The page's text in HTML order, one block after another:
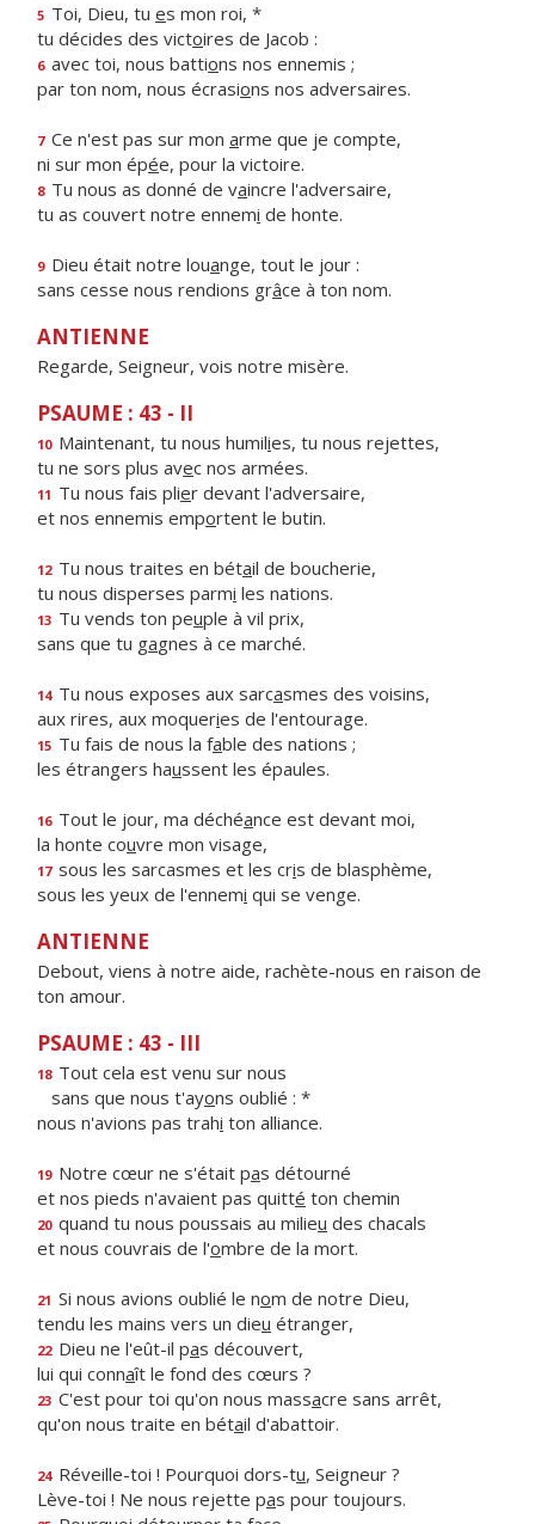
5 Toi, Dieu, tu es mon roi, *
tu décides des victoires de Jacob :
6 avec toi, nous battions nos ennemis ;
par ton nom, nous écrasions nos adversaires.
7 Ce n'est pas sur mon arme que je compte,
ni sur mon épée, pour la victoire.
8 Tu nous as donné de vaincre l'adversaire,
tu as couvert notre ennemi de honte.
9 Dieu était notre louange, tout le jour :
sans cesse nous rendions grâce à ton nom.
ANTIENNE
Regarde, Seigneur, vois notre misère.
PSAUME : 43 - II
10 Maintenant, tu nous humilies, tu nous rejettes,
tu ne sors plus avec nos armées.
11 Tu nous fais plier devant l'adversaire,
et nos ennemis emportent le butin.
12 Tu nous traites en bétail de boucherie,
tu nous disperses parmi les nations.
13 Tu vends ton peuple à vil prix,
sans que tu gagnes à ce marché.
14 Tu nous exposes aux sarcasmes des voisins,
aux rires, aux moqueries de l'entourage.
15 Tu fais de nous la fable des nations ;
les étrangers haussent les épaules.
16 Tout le jour, ma déchéance est devant moi,
la honte couvre mon visage,
17 sous les sarcasmes et les cris de blasphème,
sous les yeux de l'ennemi qui se venge.
ANTIENNE
Debout, viens à notre aide, rachète-nous en raison de
ton amour.
PSAUME : 43 - III
18 Tout cela est venu sur nous
sans que nous t'ayons oublié : *
nous n'avions pas trahi ton alliance.
19 Notre cœur ne s'était pas détourné
et nos pieds n'avaient pas quitté ton chemin
20 quand tu nous poussais au milieu des chacals
et nous couvrais de l'ombre de la mort.
21 Si nous avions oublié le nom de notre Dieu,
tendu les mains vers un dieu étranger,
22 Dieu ne l'eût-il pas découvert,
lui qui connaît le fond des cœurs ?
23 C'est pour toi qu'on nous massacre sans arrêt,
qu'on nous traite en bétail d'abattoir.
24 Réveille-toi ! Pourquoi dors-tu, Seigneur ?
Lève-toi ! Ne nous rejette pas pour toujours.